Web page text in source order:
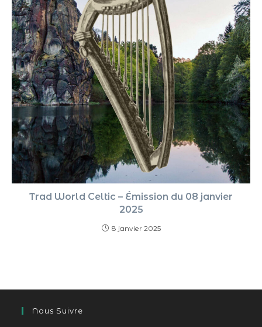
Trad World Celtic – Émission du 08 janvier
2025
8 janvier 2025
Nous Suivre